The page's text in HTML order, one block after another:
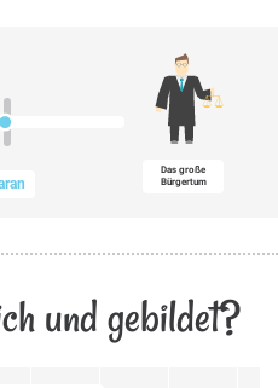
Das große
Bürgertum
und gebildet?